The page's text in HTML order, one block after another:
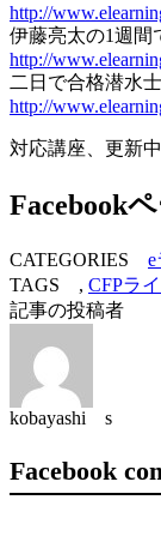
http://
伊藤亮太の1週間
http://
二日で合格潜水
http://
対応講座、更新
Facebook
CATEGORIES
TAGS , CFPラ
記事の投稿者
kobayashi s
Facebook